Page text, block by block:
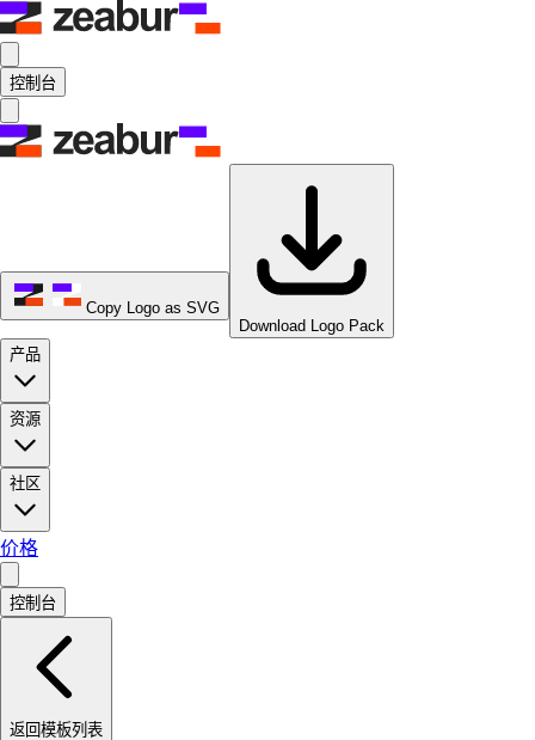
控制台
Copy Logo as SVG
Download Logo Pack
产品
资源
社区
价格
控制台
返回模板列表